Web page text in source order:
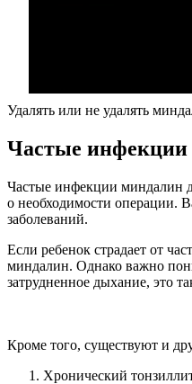
Удалять или не удалять
Частые инфекции
Частые инфекции миндалин
о необходимости операции.
заболеваний.
Если ребенок страдает от
миндалин. Однако важно
затрудненное дыхание, это
Кроме того, существуют и
Хронический